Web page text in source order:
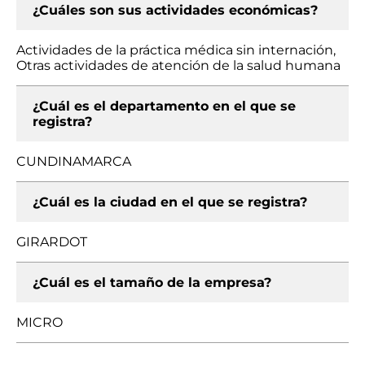
¿Cuáles son sus actividades económicas?
Actividades de la práctica médica sin internación,
Otras actividades de atención de la salud humana
¿Cuál es el departamento en el que se
registra?
CUNDINAMARCA
¿Cuál es la ciudad en el que se registra?
GIRARDOT
¿Cuál es el tamaño de la empresa?
MICRO